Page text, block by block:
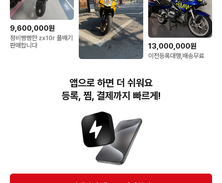
9,600,000원
정비빵빵한 zx10r 풀배기
판매합니다
2016 r1 60주년 컬러 아
크라 풀배기 구변o
31,@@@km
13,000,000원
이전등록대행,배송무료
옵션다수차량 가격인하 판
매합니다.
번개장터(주) 사업자정보, 이용약관 및 기타 법적고지
번개장터㈜는 통신판매중개자이며, 통신판매의 당사자가 아닙니다. 전자상거래 등에서의
소비자보호에 관한 법률 등 관련 법령 및 번개장터㈜의 약관에 따라 상품, 상품정보, 거래에 관한 책임은
개별 판매자에게 귀속하고, 번개장터㈜는 원칙적으로 회원간 거래에 대하여 책임을 지지 않습니다.
다만, 번개장터㈜가 직접 판매하는 상품에 대한 책임은 번개장터㈜에게 귀속합니다.
앱으로 하면 더 쉬워요
등록, 찜, 결제까지 빠르게!